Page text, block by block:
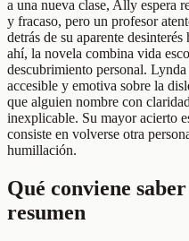
a una nueva clase, Ally espera
y fracaso, pero un profesor
detrás de su aparente
ahí, la novela combina vida
descubrimiento personal.
accesible y emotiva sobre la
que alguien nombre con
inexplicable. Su mayor acierto
consiste en volverse otra
humillación.
Qué conviene
resumen